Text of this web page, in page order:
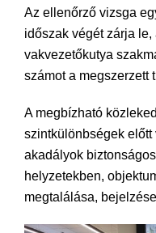
Az ellenőrző vizsga
időszak végét zárja
vakvezetőkutya
számot a megszerzett
A megbízható
szintkülönbségek előtt
akadályok
helyzetekben,
megtalálása,